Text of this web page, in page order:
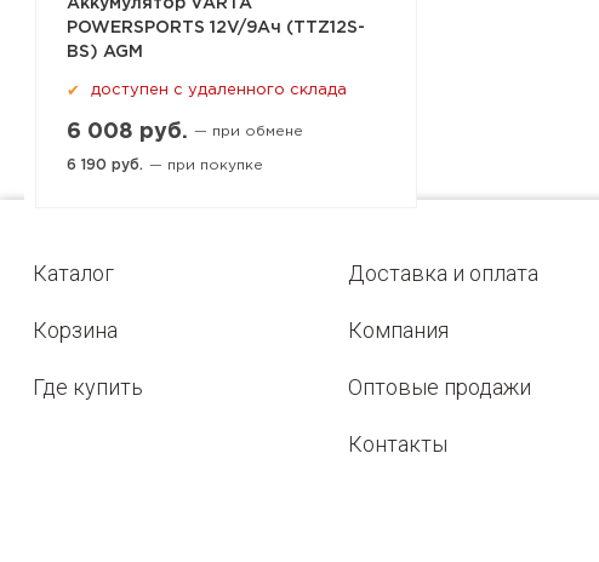
Аккумулятор VARTA
POWERSPORTS 12V/9Ач (TTZ12S-
BS) AGM
✔ доступен с удаленного склада
6 008 руб. — при обмене
6 190 руб. — при покупке
Каталог
Корзина
Где купить
Доставка и оплата
Компания
Оптовые продажи
Контакты